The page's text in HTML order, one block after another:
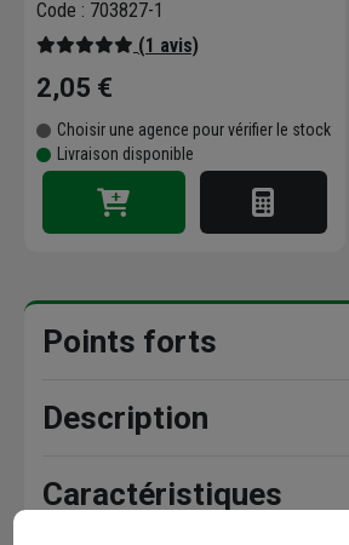
Code : 703827-1
(1 avis)
2,05 €
Choisir une agence pour vérifier le stock
Livraison disponible
Points forts
Description
Caractéristiques